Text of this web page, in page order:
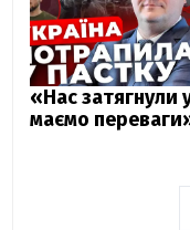
«Нас затягнули
маємо